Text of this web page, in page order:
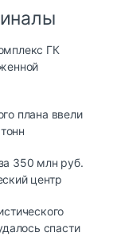
ГК
плана ввели
350 млн руб.
центр
спасти